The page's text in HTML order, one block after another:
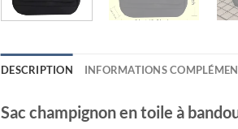
DESCRIPTION INFORMATIONS
Sac champignon en toile à